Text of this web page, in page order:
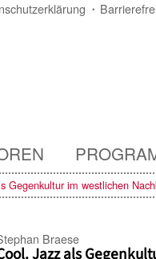
Gegenkultur im westlichen
Braese
Jazz als